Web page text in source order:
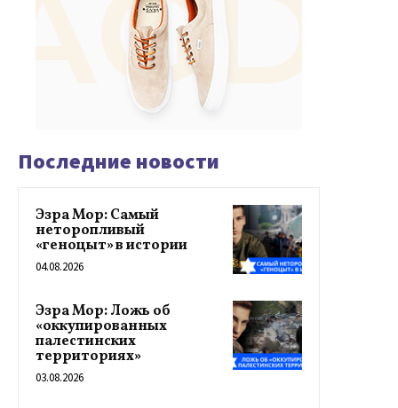
Последние новости
Эзра Мор: Самый
неторопливый
«геноцыт» в истории
04.08.2026
Эзра Мор: Ложь об
«оккупированных
палестинских
территориях»
03.08.2026